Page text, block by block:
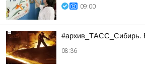
09:00
#архив_ТАСС_Сибирь.
08:36